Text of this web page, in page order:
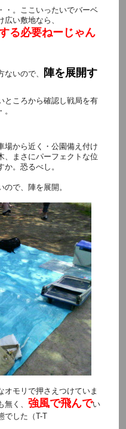
・。ここいったいでバーベ
い敷地なら、
る必要ねーじゃん
いので、
陣を展開す
ところから確認し戦局を有
場から近く・公園備え付け
、まさにパーフェクトな位
。恐るべし。
で、陣を展開。
オモリで押さえつけていま
く、 強風で飛んでい
でした（T-T